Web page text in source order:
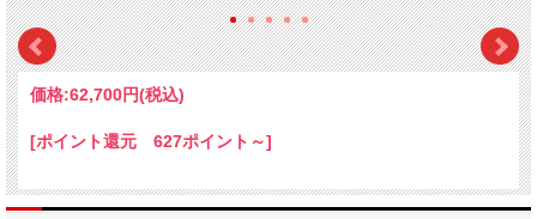
価格:62,700円(税込)
[ポイント還元 627ポイント～]